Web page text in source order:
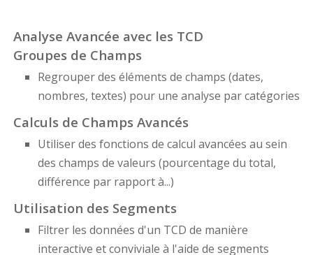
Analyse Avancée avec les TCD
Groupes de Champs
Regrouper des éléments de champs (dates,
nombres, textes) pour une analyse par catégories
Calculs de Champs Avancés
Utiliser des fonctions de calcul avancées au sein
des champs de valeurs (pourcentage du total,
différence par rapport à...)
Utilisation des Segments
Filtrer les données d'un TCD de manière
interactive et conviviale à l'aide de segments